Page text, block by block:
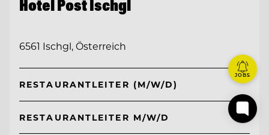
Hotel Post Ischgl
6561 Ischgl, Österreich
RESTAURANTLEITER (M/W/D)
RESTAURANTLEITER M/W/D
JOBS